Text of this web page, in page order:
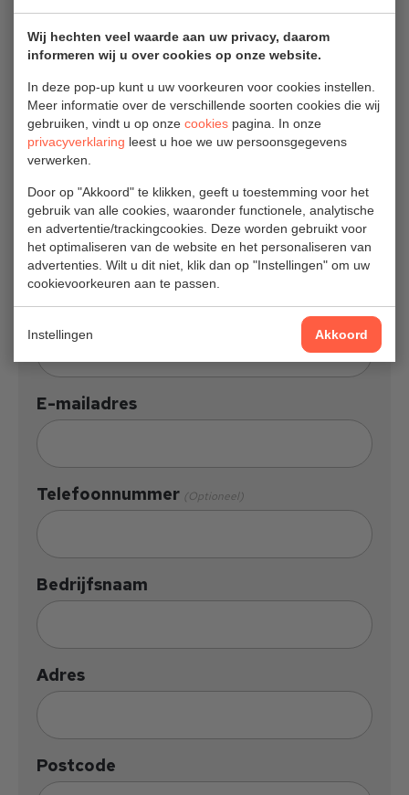
Wij hechten veel waarde aan uw privacy, daarom
informeren wij u over cookies op onze website.
In deze pop-up kunt u uw voorkeuren voor cookies instellen.
Meer informatie over de verschillende soorten cookies die wij
gebruiken, vindt u op onze cookies pagina. In onze
privacyverklaring leest u hoe we uw persoonsgegevens
verwerken.
Door op "Akkoord" te klikken, geeft u toestemming voor het
gebruik van alle cookies, waaronder functionele, analytische
en advertentie/trackingcookies. Deze worden gebruikt voor
het optimaliseren van de website en het personaliseren van
advertenties. Wilt u dit niet, klik dan op "Instellingen" om uw
cookievoorkeuren aan te passen.
Instellingen Akkoord
Artikelnummer KPI632140001
Directe offerte
Aantal
Volledige naam
E-mailadres
Telefoonnummer (Optioneel)
Bedrijfsnaam
Adres
Postcode